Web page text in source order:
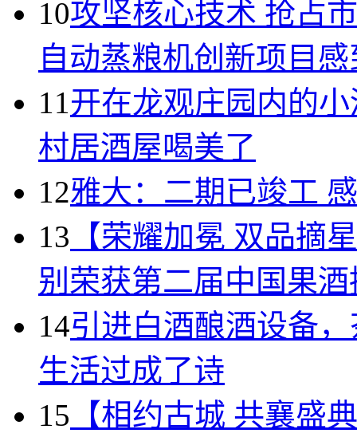
10攻坚核心技术 抢占
自动蒸粮机创新项目
11开在龙观庄园内的
村居酒屋喝美了
12雅大：二期已竣工
13 【荣耀加冕 双品摘
别荣获第二届中国果
14引进白酒酿酒设备
生活过成了诗
15 【相约古城 共襄盛